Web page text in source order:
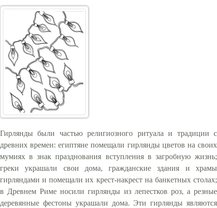
Гирлянды были частью религиозного ритуала и традиции с
древних времен: египтяне помещали гирлянды цветов на своих
мумиях в знак празднования вступления в загробную жизнь;
греки украшали свои дома, гражданские здания и храмы
гирляндами и помещали их крест-накрест на банкетных столах;
в Древнем Риме носили гирлянды из лепестков роз, а резные
деревянные фестоны украшали дома. Эти гирлянды являются